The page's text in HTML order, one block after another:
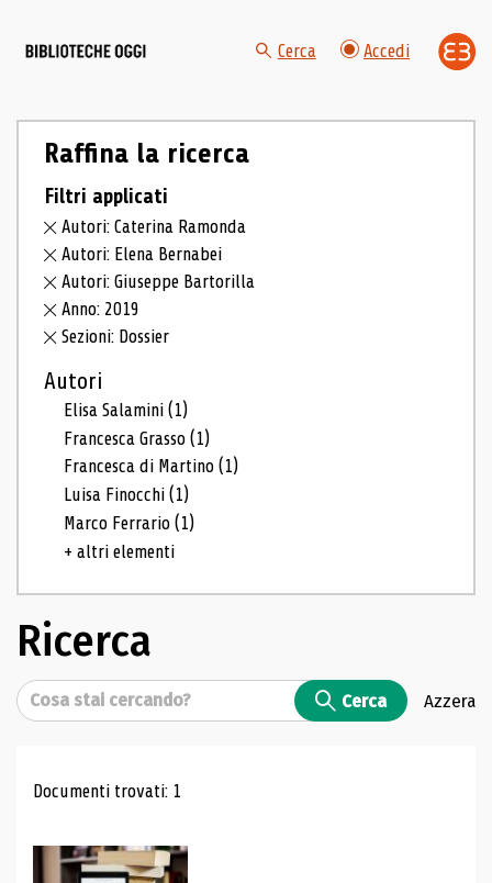
Cerca Accedi
Raffina la ricerca
Filtri applicati
Autori: Caterina Ramonda
Autori: Elena Bernabei
Autori: Giuseppe Bartorilla
Anno: 2019
Sezioni: Dossier
Autori
Elisa Salamini(1)
Francesca Grasso(1)
Francesca di Martino(1)
Luisa Finocchi(1)
Marco Ferrario(1)
+ altri elementi
Ricerca
Cerca Cerca Azzera
Risultati di ricerca
Documenti trovati: 1